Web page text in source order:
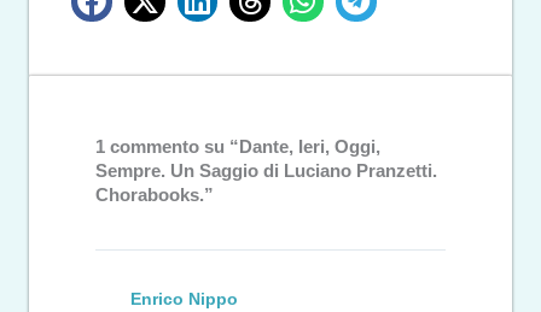
1 commento su “Dante, Ieri, Oggi,
Sempre. Un Saggio di Luciano Pranzetti.
Chorabooks.”
Enrico Nippo